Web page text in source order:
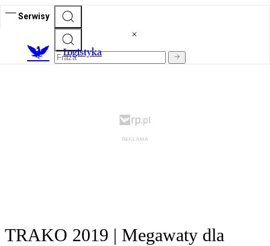
Serwisy
Logistyka
TRAKO 2019 | Megawaty dla